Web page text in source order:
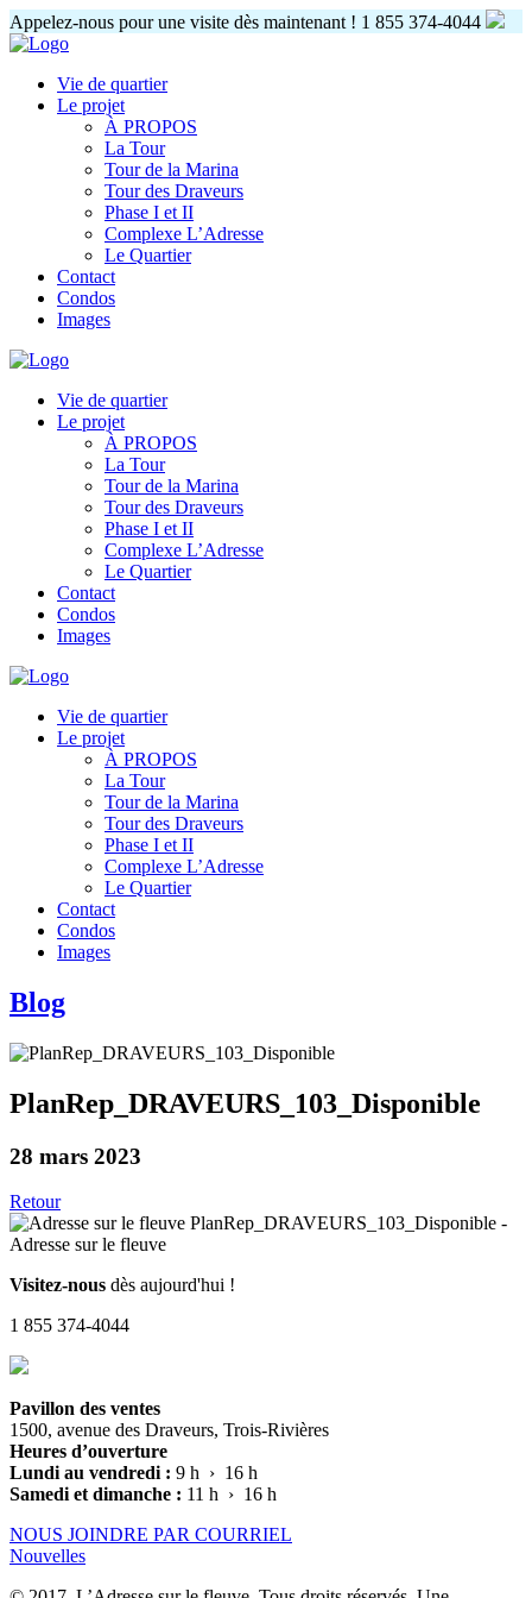
Appelez-nous pour une visite dès maintenant ! 1 855 374-4044
Vie de quartier
Le projet
À PROPOS
La Tour
Tour de la Marina
Tour des Draveurs
Phase I et II
Complexe L’Adresse
Le Quartier
Contact
Condos
Images
Vie de quartier
Le projet
À PROPOS
La Tour
Tour de la Marina
Tour des Draveurs
Phase I et II
Complexe L’Adresse
Le Quartier
Contact
Condos
Images
Vie de quartier
Le projet
À PROPOS
La Tour
Tour de la Marina
Tour des Draveurs
Phase I et II
Complexe L’Adresse
Le Quartier
Contact
Condos
Images
Blog
PlanRep_DRAVEURS_103_Disponible
28 mars 2023
Retour
Visitez-nous dès aujourd'hui !
1 855 374-4044
Pavillon des ventes
1500, avenue des Draveurs, Trois-Rivières
Heures d’ouverture
Lundi au vendredi : 9 h › 16 h
Samedi et dimanche : 11 h › 16 h
NOUS JOINDRE PAR COURRIEL
Nouvelles